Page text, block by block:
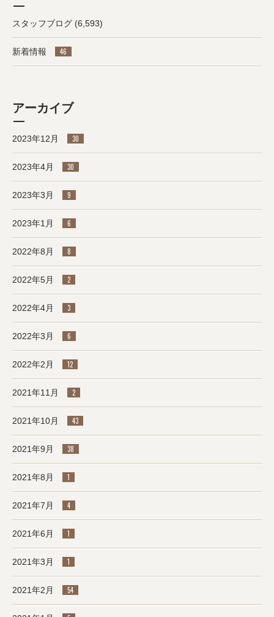
スタッフブログ (6,593)
新着情報 46
アーカイブ
2023年12月 30
2023年4月 30
2023年3月 9
2023年1月 6
2022年8月 8
2022年5月 2
2022年4月 3
2022年3月 6
2022年2月 12
2021年11月 2
2021年10月 43
2021年9月 38
2021年8月 1
2021年7月 4
2021年6月 1
2021年3月 1
2021年2月 54